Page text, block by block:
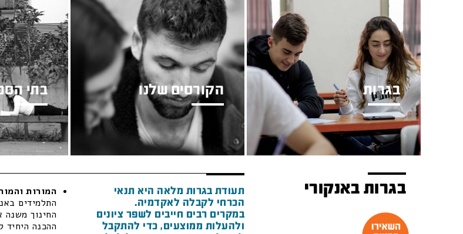
בגרות הקורסים שלנו בתי
בגרות באנקורי
תעודת בגרות מלאה היא תנאי
הכרחי לקבלה לאקדמיה.
במקרים רבים חייבים לשפר ציונים
ולהעלות ממוצעים, כדי להתקבל
המורות
התלמידים
החינוך משנה
ההכנה היחיד